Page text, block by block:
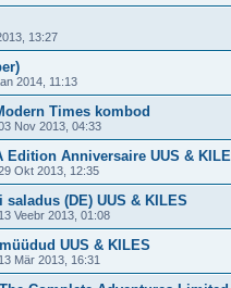
13:27
2014, 11:13
Times kombod
Nov 2013, 04:33
Edition Anniversaire UUS &
Okt 2013, 12:35
(DE) UUS & KILES
13 Veebr 2013, 01:08
UUS & KILES
13 Mär 2013, 16:31